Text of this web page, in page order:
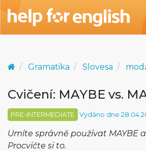
Gramatika Slovesa
Cvičení: MAYBE vs.
PRE-INTERMEDIATE Vydáno dne
Umíte správně používat MAYBE a
Procvičte si to.